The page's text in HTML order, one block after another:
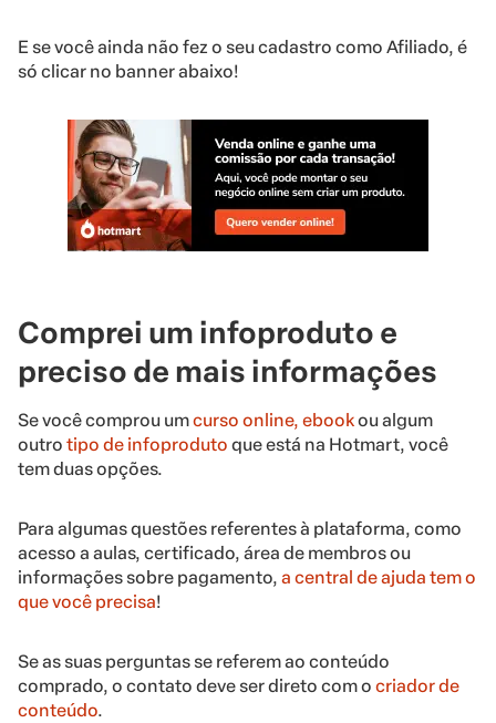
E se você ainda não fez o seu cadastro como Afiliado, é
só clicar no banner abaixo!
Comprei um infoproduto e
preciso de mais informações
Se você comprou umcurso online, ebookou algum
outro tipo de infoproduto que está na Hotmart, você
tem duas opções.
Para algumas questões referentes à plataforma, como
acesso a aulas, certificado, área de membros ou
informações sobre pagamento, a central de ajuda tem o
que você precisa!
Se as suas perguntas se referem ao conteúdo
comprado, o contato deve ser direto com o criador de
conteúdo.